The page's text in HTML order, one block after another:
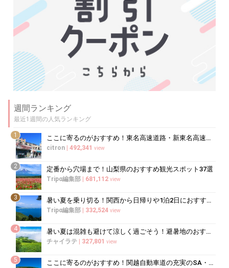
週間ランキング
最近1週間の人気ランキング
1 ここに寄るのがおすすめ！東名高速道路・新東名高速道路の充実のSA・PA10選
citron | 492,341 view
2 定番から穴場まで！山梨県のおすすめ観光スポット37選
Tripα編集部 | 681,112 view
3 暑い夏を乗り切る！関西から日帰りや1泊2日におすすめの避暑地10選
Tripα編集部 | 332,524 view
4 暑い夏は混雑も避けて涼しく過ごそう！避暑地のおすすめ穴場スポット10選
チャイラテ | 327,801 view
5 ここに寄るのがおすすめ！関越自動車道の充実のSA・PA5選